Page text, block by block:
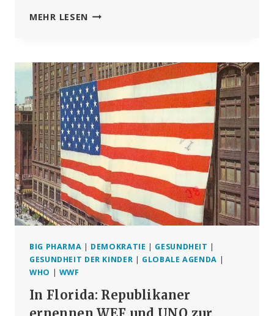
MEHR LESEN WHO-
UNO-
KRIEG
GEGEN
DAS
LEBEN
BIG PHARMA | DEMOKRATIE | GESUNDHEIT |
GESUNDHEIT DER KINDER | GLOBALE AGENDA |
WHO | WWF
In Florida: Republikaner